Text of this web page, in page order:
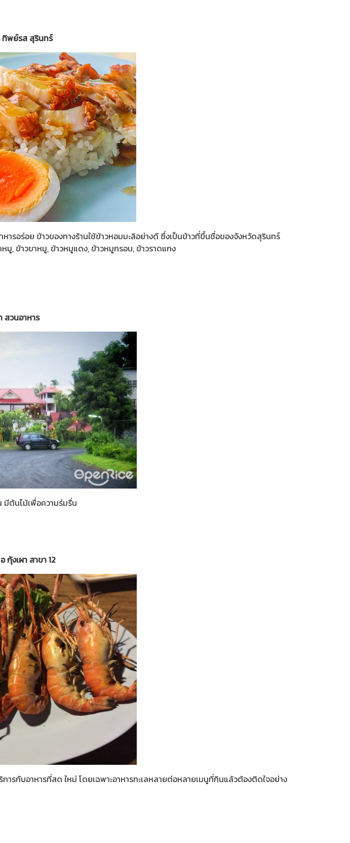
ทิพย์รส สุรินทร์
ารอร่อย ข้าวของทางร้านใช้ข้าวหอมมะลิอย่างดี ซึ่งเป็นข้าวที่ขึ้นชื่อของจังหวัดสุรินทร์
มู, ข้าวขาหมู, ข้าวหมูแดง, ข้าวหมูกรอบ, ข้าวราดแกง
สวนอาหาร
มีต้นไม้เพื่อความร่มรื่น
กุ้งเผา สาขา 12
ารกับอาหารที่สด ใหม่ โดยเฉพาะอาหารทะเลหลายต่อหลายเมนูที่กินแล้วต้องติดใจอย่าง